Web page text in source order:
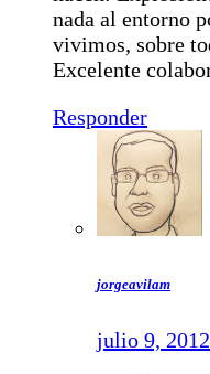
nada al entorno
vivimos, sobre
Excelente
Responder
jorgeavilam
julio 9, 2012